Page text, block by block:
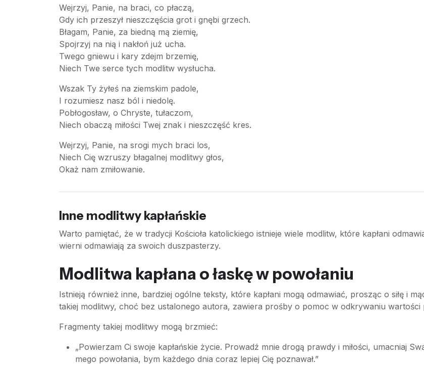
Wejrzyj, Panie, na braci, co płaczą,
Gdy ich przeszył nieszczęścia grot i gnębi grzech.
Błagam, Panie, za biedną mą ziemię,
Spojrzyj na nią i nakłoń już ucha.
Twego gniewu i kary zdejm brzemię,
Niech Twe serce tych modlitw wysłucha.
Wszak Ty żyłeś na ziemskim padole,
I rozumiesz nasz ból i niedolę.
Pobłogosław, o Chryste, tułaczom,
Niech obaczą miłości Twej znak i nieszczęść kres.
Wejrzyj, Panie, na srogi mych braci los,
Niech Cię wzruszy błagalnej modlitwy głos,
Okaż nam zmiłowanie.
Inne modlitwy kapłańskie
Warto pamiętać, że w tradycji Kościoła katolickiego istnieje wiele modlitw, które kapłani
wierni odmawiają za swoich duszpasterzy.
Modlitwa kapłana o łaskę w powołaniu
Istnieją również inne, bardziej ogólne teksty, które kapłani mogą odmawiać, prosząc o siłę i
takiej modlitwy, choć bez ustalonego autora, zawiera prośby o pomoc w odkrywaniu wartości
Fragmenty takiej modlitwy mogą brzmieć:
„Powierzam Ci swoje kapłańskie życie. Prowadź mnie drogą prawdy i miłości, umacniaj
mego powołania, bym każdego dnia coraz lepiej Cię poznawał.”